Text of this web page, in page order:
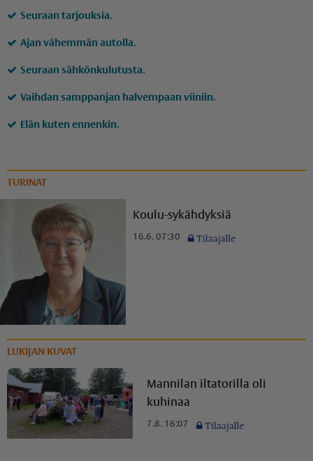
Seuraan tarjouksia.
Ajan vähemmän autolla.
Seuraan sähkönkulutusta.
Vaihdan samppanjan halvempaan viiniin.
Elän kuten ennenkin.
TURINAT
Koulu-sykähdyksiä
16.6. 07:30
LUKIJAN KUVAT
Mannilan iltatorilla oli
kuhinaa
7.8. 16:07